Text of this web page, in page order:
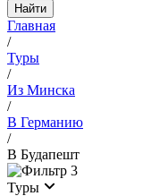
Найти
Главная
/
Туры
/
Из Минска
/
В Германию
/
В Будапешт
3
Туры